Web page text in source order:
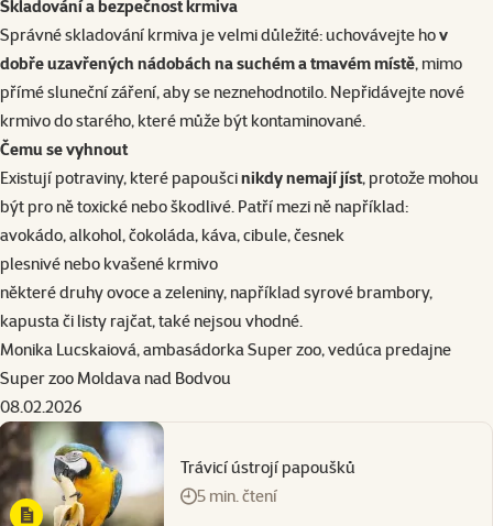
Skladování a bezpečnost krmiva
Správné skladování krmiva je velmi důležité: uchovávejte hov
dobře uzavřených nádobách na suchém a tmavém místě, mimo
přímé sluneční záření, aby se neznehodnotilo. Nepřidávejte nové
krmivo do starého, které může být kontaminované.
Čemu se vyhnout
Existují potraviny, které papoušcinikdy nemají jíst, protože mohou
být pro ně toxické nebo škodlivé. Patří mezi ně například:
avokádo, alkohol, čokoláda, káva, cibule, česnek
plesnivé nebo kvašené krmivo
některé druhy ovoce a zeleniny, například syrové brambory,
kapusta či listy rajčat, také nejsou vhodné.
Monika Lucskaiová, ambasádorka Super zoo, vedúca predajne
Super zoo Moldava nad Bodvou
08.02.2026
Trávicí ústrojí papoušků
5 min. čtení